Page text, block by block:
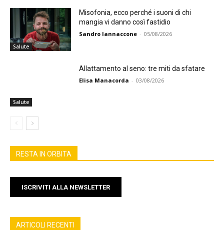
Salute
Misofonia, ecco perché i suoni di chi
mangia vi danno così fastidio
Sandro Iannaccone - 05/08/2026
Salute
Allattamento al seno: tre miti da sfatare
Elisa Manacorda - 03/08/2026
RESTA IN ORBITA
ISCRIVITI ALLA NEWSLETTER
ARTICOLI RECENTI